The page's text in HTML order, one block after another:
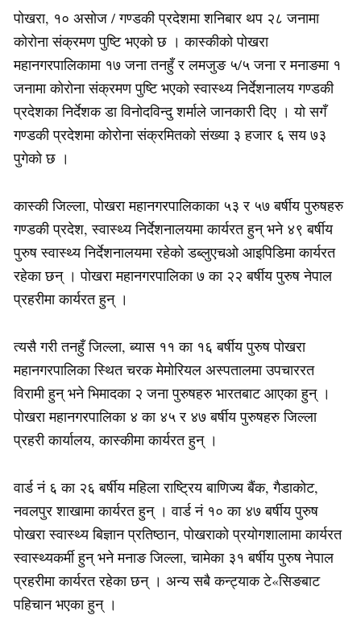
पोखरा, १० असोज / गण्डकी प्रदेशमा शनिबार थप २८ जनामा
कोरोना संक्रमण पुष्टि भएको छ । कास्कीको पोखरा
महानगरपालिकामा १७ जना तनहुँ र लमजुङ ५/५ जना र मनाङमा १
जनामा कोरोना संक्रमण पुष्टि भएको स्वास्थ्य निर्देशनालय गण्डकी
प्रदेशका निर्देशक डा विनोदविन्दु शर्माले जानकारी दिए । यो सगँ
गण्डकी प्रदेशमा कोरोना संक्रमितको संख्या ३ हजार ६ सय ७३
पुगेको छ ।
कास्की जिल्ला, पोखरा महानगरपालिकाका ५३ र ५७ बर्षीय पुरुषहरु
गण्डकी प्रदेश, स्वास्थ्य निर्देशनालयमा कार्यरत हुन् भने ४९ बर्षीय
पुरुष स्वास्थ्य निर्देशनालयमा रहेको डब्लुएचओ आइपिडिमा कार्यरत
रहेका छन् । पोखरा महानगरपालिका ७ का २२ बर्षीय पुरुष नेपाल
प्रहरीमा कार्यरत हुन् ।
त्यसै गरी तनहुँ जिल्ला, ब्यास ११ का १६ बर्षीय पुरुष पोखरा
महानगरपालिका स्थित चरक मेमोरियल अस्पतालमा उपचाररत
विरामी हुन् भने भिमादका २ जना पुरुषहरु भारतबाट आएका हुन् ।
पोखरा महानगरपालिका ४ का ४५ र ४७ बर्षीय पुरुषहरु जिल्ला
प्रहरी कार्यालय, कास्कीमा कार्यरत हुन् ।
वार्ड नं ६ का २६ बर्षीय महिला राष्ट्रिय बाणिज्य बैंक, गैडाकोट,
नवलपुर शाखामा कार्यरत हुन् । वार्ड नं १० का ४७ बर्षीय पुरुष
पोखरा स्वास्थ्य बिज्ञान प्रतिष्ठान, पोखराको प्रयोगशालामा कार्यरत
स्वास्थ्यकर्मी हुन् भने मनाङ जिल्ला, चामेका ३१ बर्षीय पुरुष नेपाल
प्रहरीमा कार्यरत रहेका छन् । अन्य सबै कन्ट्याक टे«सिङबाट
पहिचान भएका हुन् ।